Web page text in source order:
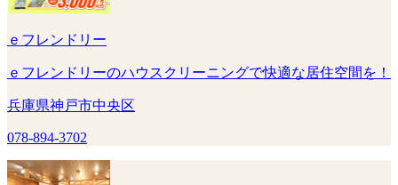
ｅフレンドリー
ｅフレンドリーのハウスクリーニングで快適な居住空間を！
兵庫県神戸市中央区
078-894-3702